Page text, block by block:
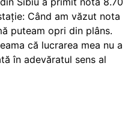
Când am văzut nota
puteam opri din plâns.
că lucrarea mea nu a
în adevăratul sens al